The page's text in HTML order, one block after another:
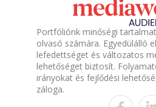
Portfóliónk minőségi
olvasó számára. Egyedülálló
lefedettséget és változatos
lehetőséget biztosít.
irányokat és fejlődési
záloga.